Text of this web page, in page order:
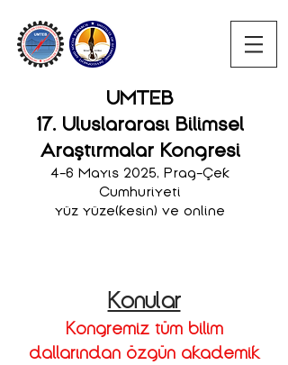
UMTEB
17. Uluslararası Bilimsel
Araştırmalar Kongresi
4-6 Mayıs 2025, Prag-Çek
Cumhuriyeti
yüz yüze(kesin) ve online
Konular
Kongremiz tüm bilim
dallarından özgün akademik